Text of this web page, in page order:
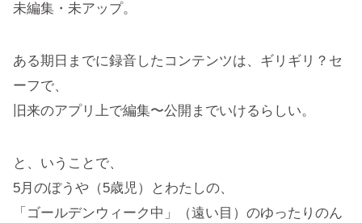
未編集・未アップ。
ある期日までに録音したコンテンツは、ギリギリ？セ
ーフで、
旧来のアプリ上で編集〜公開までいけるらしい。
と、いうことで、
5月のぼうや（5歳児）とわたしの、
「ゴールデンウィーク中」（遠い目）のゆったりのん